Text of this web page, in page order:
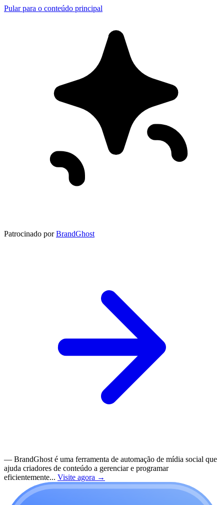
Pular para o conteúdo principal
Patrocinado por BrandGhost
— BrandGhost é uma ferramenta de automação de mídia social que
ajuda criadores de conteúdo a gerenciar e programar
eficientemente... Visite agora →